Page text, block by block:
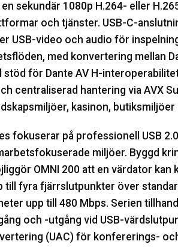
sekundär 1080p H.264- eller
och tjänster. USB-C-
USB-video och audio för
med konvertering mellan
stöd för Dante AV H-
centraliserad hantering via AVX
kasinon,
fokuserar på professionell USB
miljöer. Byggd
OMNI 200 att en värdator kan
till fyra fjärrslutpunkter över
upp till 480 Mbps. Serien
och -utgång vid USB-
(UAC) för konfererings-